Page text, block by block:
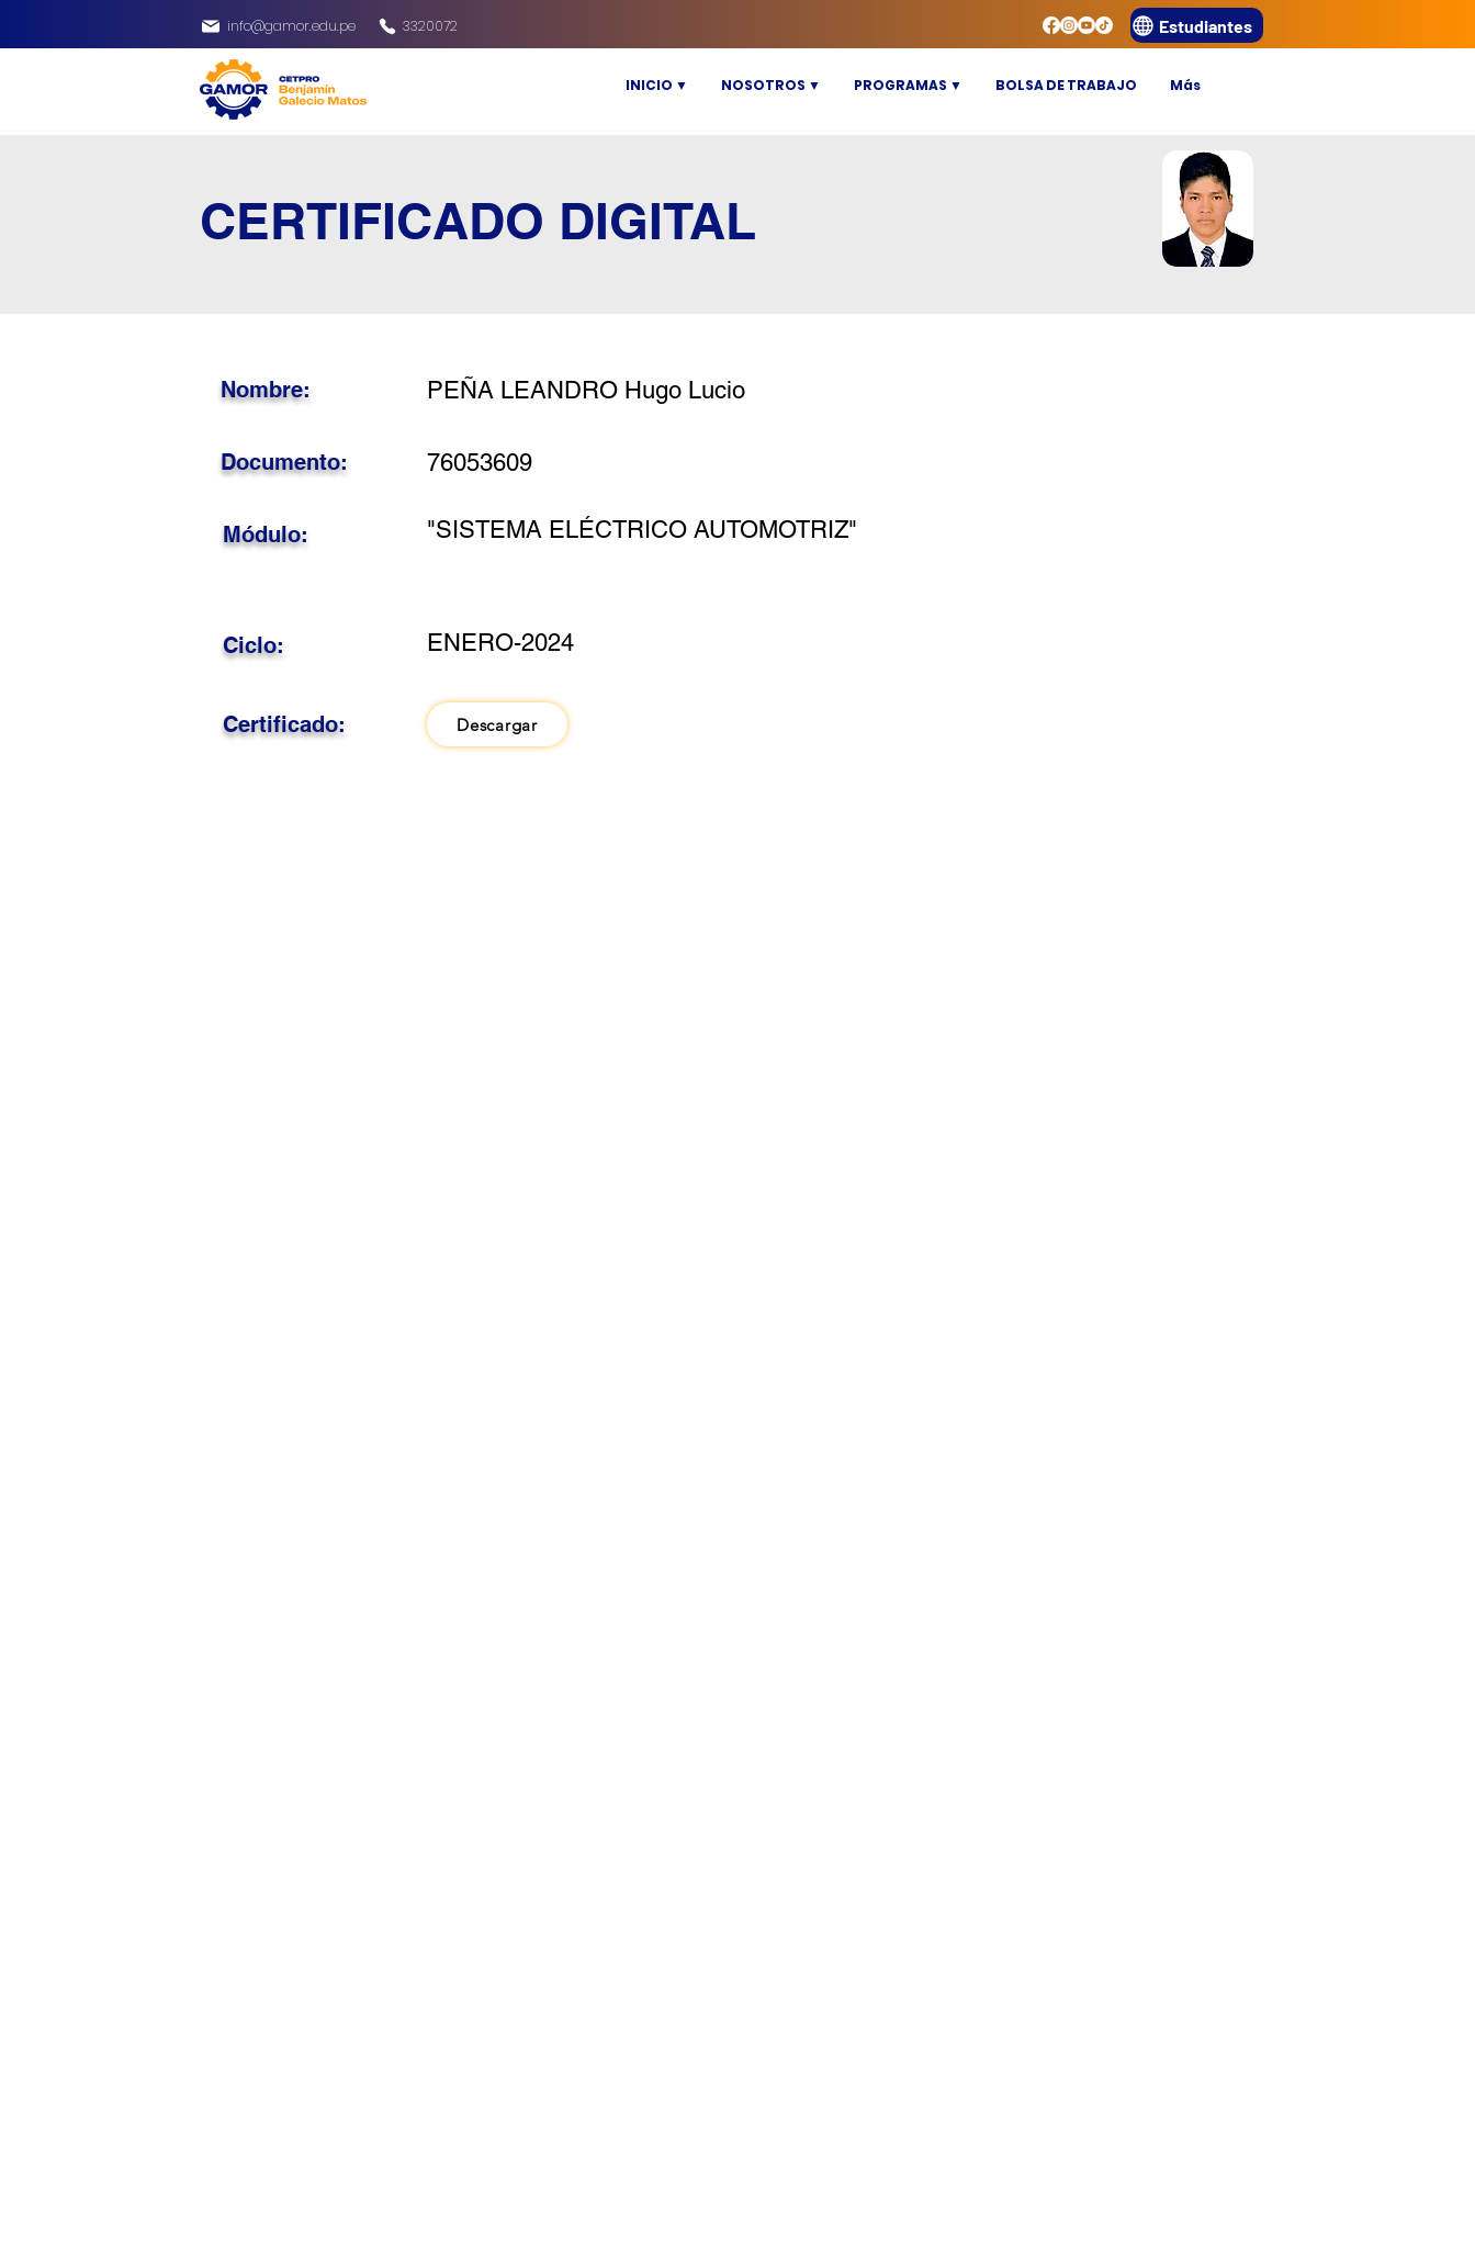
info@gamor.edu.pe 3320072 Estudiantes
INICIO ▼ NOSOTROS ▼ PROGRAMAS ▼ BOLSA DE TRABAJO Más
CERTIFICADO DIGITAL
PEÑA LEANDRO Hugo Lucio
Nombre:
76053609
Documento:
"SISTEMA ELÉCTRICO AUTOMOTRIZ"
Módulo:
ENERO-2024
Ciclo:
Certificado: Descargar